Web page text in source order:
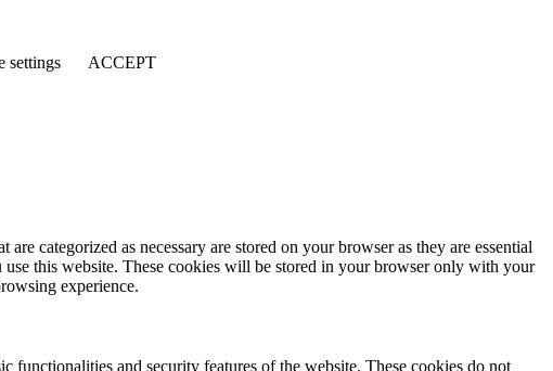
settings ACCEPT
categorized as necessary are stored on your browser as they are essential
this website. These cookies will be stored in your browser only with your
experience.
functionalities and security features of the website. These cookies do not